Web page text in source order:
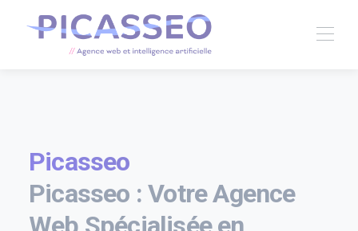
Picasseo
Picasseo : Votre Agence